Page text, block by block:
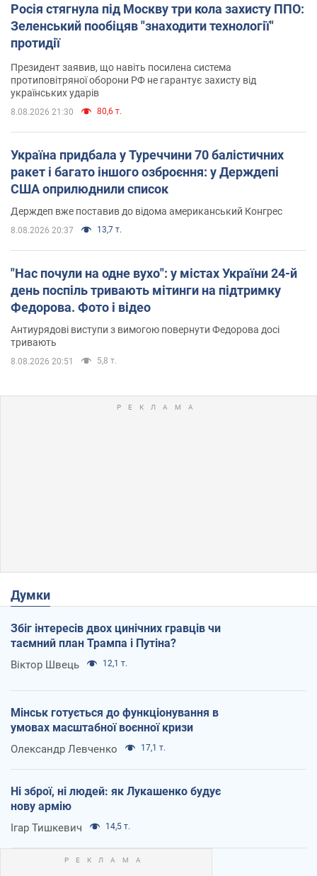
Росія стягнула під Москву три кола захисту ППО:
Зеленський пообіцяв "знаходити технології"
протидії
Президент заявив, що навіть посилена система
протиповітряної оборони РФ не гарантує захисту від
українських ударів
8.08.2026 21:30 80,6 т.
Україна придбала у Туреччини 70 балістичних
ракет і багато іншого озброєння: у Держдепі
США оприлюднили список
Держдеп вже поставив до відома американський Конгрес
8.08.2026 20:37 13,7 т.
"Нас почули на одне вухо": у містах України 24-й
день поспіль тривають мітинги на підтримку
Федорова. Фото і відео
Антиурядові виступи з вимогою повернути Федорова досі
тривають
8.08.2026 20:51 5,8 т.
Думки
Збіг інтересів двох цинічних гравців чи
таємний план Трампа і Путіна?
Віктор Швець 12,1 т.
Мінськ готується до функціонування в
умовах масштабної воєнної кризи
Олександр Левченко 17,1 т.
Ні зброї, ні людей: як Лукашенко будує
нову армію
Ігар Тишкевич 14,5 т.